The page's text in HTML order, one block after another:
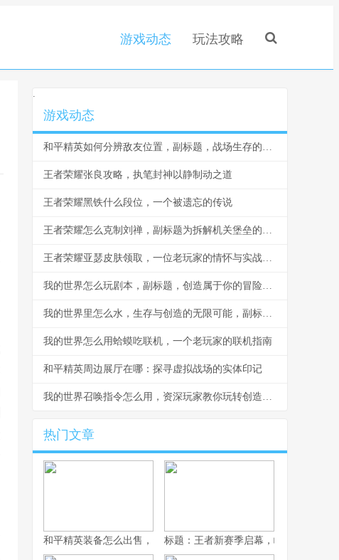
游戏动态 玩法攻略
.
游戏动态
和平精英如何分辨敌友位置，副标题，战场生存的视听艺术
王者荣耀张良攻略，执笔封神以静制动之道
王者荣耀黑铁什么段位，一个被遗忘的传说
王者荣耀怎么克制刘禅，副标题为拆解机关堡垒的战术指南
王者荣耀亚瑟皮肤领取，一位老玩家的情怀与实战指南
我的世界怎么玩剧本，副标题，创造属于你的冒险史诗
我的世界里怎么水，生存与创造的无限可能，副标题，资深玩家眼中的水之道
我的世界怎么用蛤蟆吃联机，一个老玩家的联机指南
和平精英周边展厅在哪：探寻虚拟战场的实体印记
我的世界召唤指令怎么用，资深玩家教你玩转创造与召唤的奥秘
热门文章
和平精英装备怎么出售，资深玩家的交易谋略副标题，虚拟战场的
标题：王者新赛季启幕，峡谷变革与玩